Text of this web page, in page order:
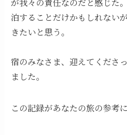
泊することだけかもしれない
きたいと思う。
宿のみなさま、迎えてくださ
ました。
この記録があなたの旅の参考